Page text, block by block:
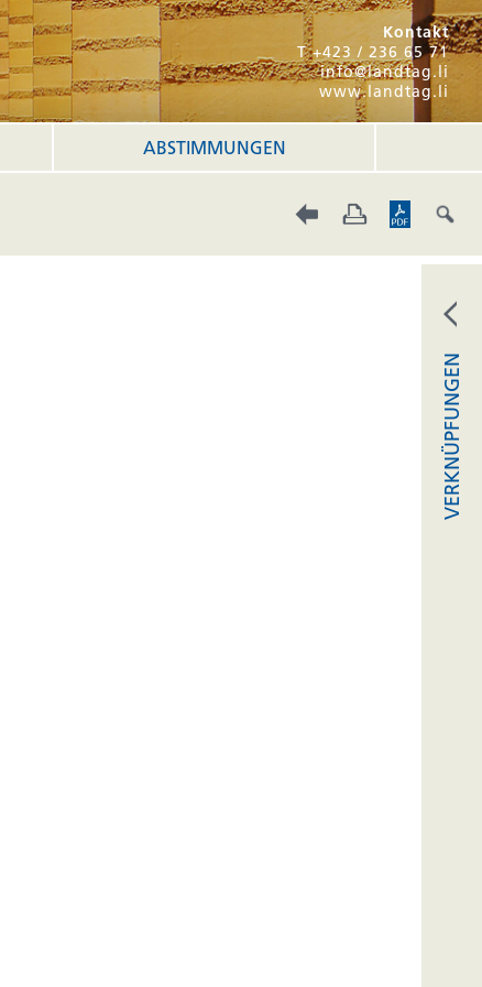
Kontakt
T +423 / 236 65 71
info@landtag.li
www.landtag.li
ABSTIMMUNGEN
VERKNÜPFUNGEN